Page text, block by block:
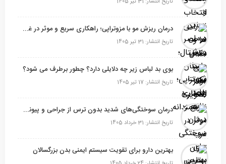
درمان ریزش مو با مزوتراپی؛ راهکاری سریع و موثر در غرب تهران
تاریخ انتشار: 31 تیر 1405
بوی بد لباس زیر چه دلایلی دارد؟ چطور برطرف می شود؟
تاریخ انتشار: 17 تیر 1405
درمان سوختگی‌های شدید بدون ترس از جراحی و پیوند پوست
تاریخ انتشار: 31 خرداد 1405
بهترین دارو برای تقویت سیستم ایمنی بدن بزرگسالان